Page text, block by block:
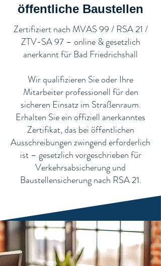
öffentliche Baustellen​
​Zertifiziert nach MVAS 99 / RSA 21 /
ZTV-SA 97 – online & gesetzlich
anerkannt für Bad Friedrichshall
Wir qualifizieren Sie oder Ihre
Mitarbeiter professionell für den
sicheren Einsatz im Straßenraum.
Erhalten Sie ein offiziell anerkanntes
Zertifikat, das bei öffentlichen
Ausschreibungen zwingend erforderlich
ist – gesetzlich vorgeschrieben für
Verkehrsabsicherung und
Baustellensicherung nach RSA 21.